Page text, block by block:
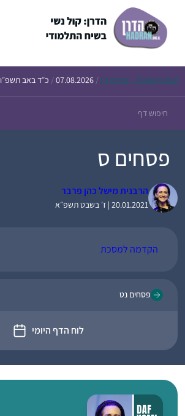
Today’s Daf – זבחים נ״ו /
07.08.2026
/ כ״ד באב תשפ״ו
פסחים ס
הרבנית מישל כהן פרבר
20.01.2021 | ז׳ בשבט תשפ״א
הקדמה למסכת
פסחים נט
לוח הדף היומי